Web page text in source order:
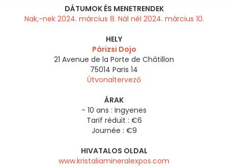
DÁTUMOK ÉS MENETRENDEK
Nak,-nek 2024. március 8. Nál nél 2024. március 10.
HELY
Párizsi Dojo
21 Avenue de la Porte de Châtillon
75014 Paris 14
Útvonaltervező
ÁRAK
- 10 ans : Ingyenes
Tarif réduit : €6
Journée : €9
HIVATALOS OLDAL
www.kristaliamineralexpos.com